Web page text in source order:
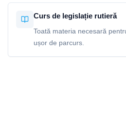
Curs de legislație rutieră
Toată materia necesară
ușor de parcurs.